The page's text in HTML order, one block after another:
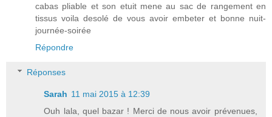
cabas pliable et son etuit mene au sac de rangement en
tissus voila desolé de vous avoir embeter et bonne nuit-
journée-soirée
Répondre
Réponses
Sarah 11 mai 2015 à 12:39
Ouh lala, quel bazar ! Merci de nous avoir prévenues,